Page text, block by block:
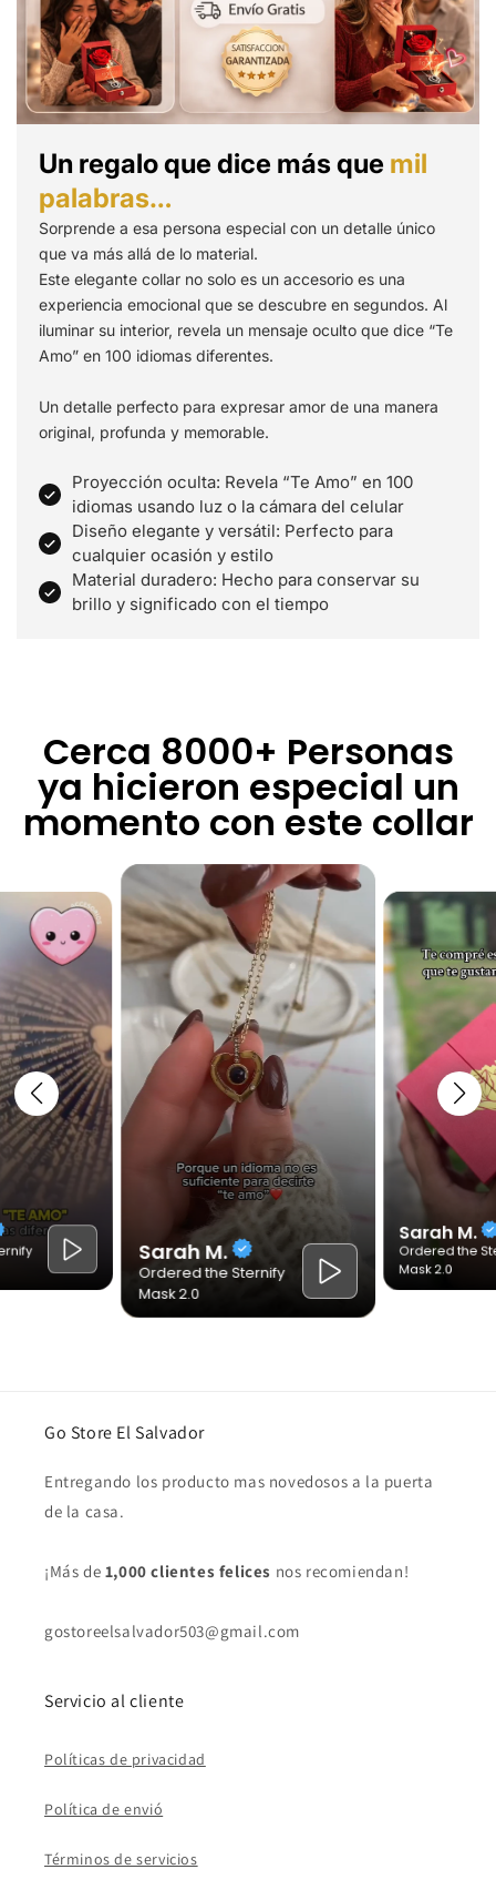
Un regalo que dice más que mil
palabras…
Sorprende a esa persona especial con un detalle único
que va más allá de lo material.
Este elegante collar no solo es un accesorio es una
experiencia emocional que se descubre en segundos. Al
iluminar su interior, revela un mensaje oculto que dice “Te
Amo” en 100 idiomas diferentes.
Un detalle perfecto para expresar amor de una manera
original, profunda y memorable.
Proyección oculta: Revela “Te Amo” en 100
idiomas usando luz o la cámara del celular
Diseño elegante y versátil: Perfecto para
cualquier ocasión y estilo
Material duradero: Hecho para conservar su
brillo y significado con el tiempo
Cerca 8000+ Personas
ya hicieron especial un
momento con este collar
Go Store El Salvador
Entregando los producto mas novedosos a la puerta
de la casa.
¡Más de 1,000 clientes felices nos recomiendan!
gostoreelsalvador503@gmail.com
Servicio al cliente
Políticas de privacidad
Política de envió
Términos de servicios